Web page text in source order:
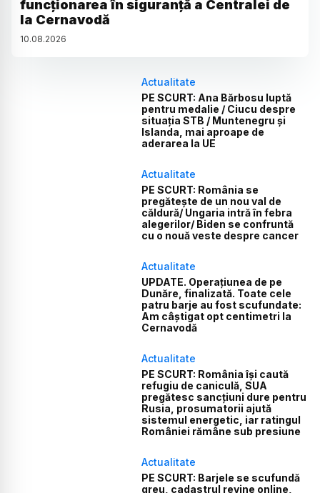
funcționarea în siguranță a Centralei de
la Cernavodă
10.08.2026
Actualitate
PE SCURT: Ana Bărbosu luptă
pentru medalie / Ciucu despre
situația STB / Muntenegru și
Islanda, mai aproape de
aderarea la UE
Actualitate
PE SCURT: România se
pregătește de un nou val de
căldură/ Ungaria intră în febra
alegerilor/ Biden se confruntă
cu o nouă veste despre cancer
Actualitate
UPDATE. Operațiunea de pe
Dunăre, finalizată. Toate cele
patru barje au fost scufundate:
Am câștigat opt centimetri la
Cernavodă
Actualitate
PE SCURT: România își caută
refugiu de caniculă, SUA
pregătesc sancțiuni dure pentru
Rusia, prosumatorii ajută
sistemul energetic, iar ratingul
României rămâne sub presiune
Actualitate
PE SCURT: Barjele se scufundă
greu, cadastrul revine online,